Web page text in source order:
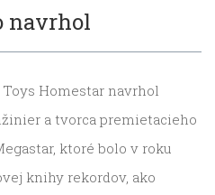
navrhol
Homestar navrhol
a tvorca premietacieho
ktoré bolo v roku
knihy rekordov, ako